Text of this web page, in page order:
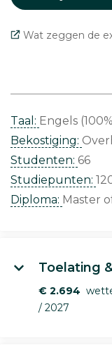
Wat zeggen de
Taal: Engels
Bekostiging:
Studenten: 66
Studiepunten:
Diploma: Master
Toelating
€ 2.694
/ 2027